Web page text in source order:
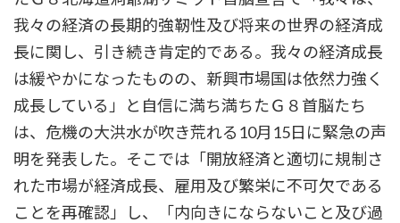
我々の経済の長期的強靭性及び将来の世界の経済成
長に関し、引き続き肯定的である。我々の経済成長
は緩やかになったものの、新興市場国は依然力強く
成長している」と自信に満ち満ちたＧ８首脳たち
は、危機の大洪水が吹き荒れる10月15日に緊急の声
明を発表した。そこでは「開放経済と適切に規制さ
れた市場が経済成長、雇用及び繁栄に不可欠である
ことを再確認」し、「内向きにならないこと及び過